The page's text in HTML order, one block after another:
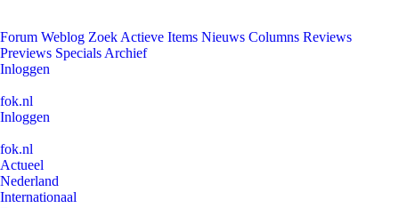
Forum Weblog Zoek Actieve Items Nieuws Columns Reviews
Previews Specials Archief
Inloggen
fok.nl
Inloggen
fok.nl
Actueel
Nederland
Internationaal